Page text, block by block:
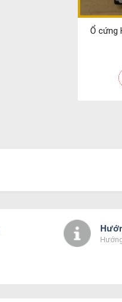
Ổ cứng